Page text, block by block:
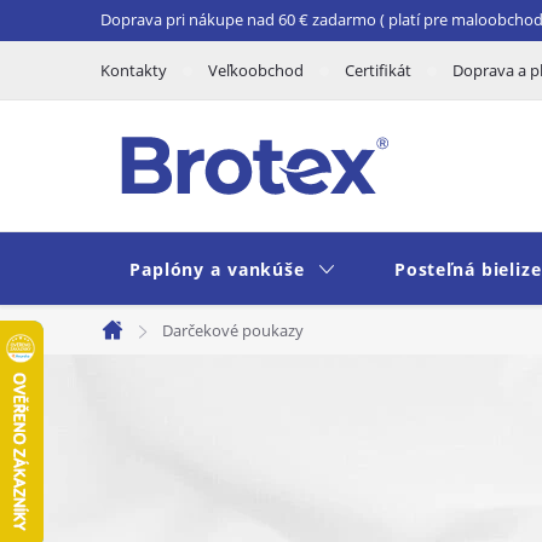
na
Doprava pri nákupe nad 60 € zadarmo ( platí pre
Kontakty Veľkoobchod Certifikát Doprava a
Paplóny a vankúše Posteľná
Domov
Darčekové poukazy